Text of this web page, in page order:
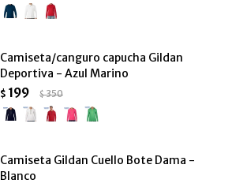
Camiseta/canguro capucha Gildan
Deportiva - Azul Marino
$ 199 $350
Camiseta Gildan Cuello Bote Dama -
Blanco